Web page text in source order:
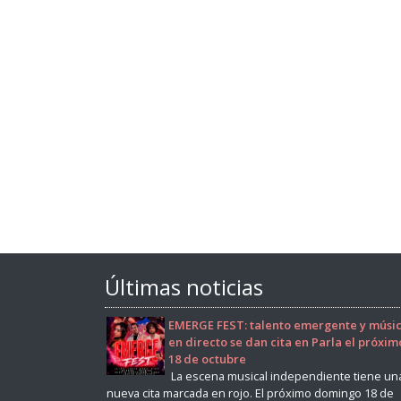
Últimas noticias
EMERGE FEST: talento emergente y
en directo se dan cita en Parla el
18 de octubre
La escena musical independiente tiene
nueva cita marcada en rojo. El próximo domingo 18 de